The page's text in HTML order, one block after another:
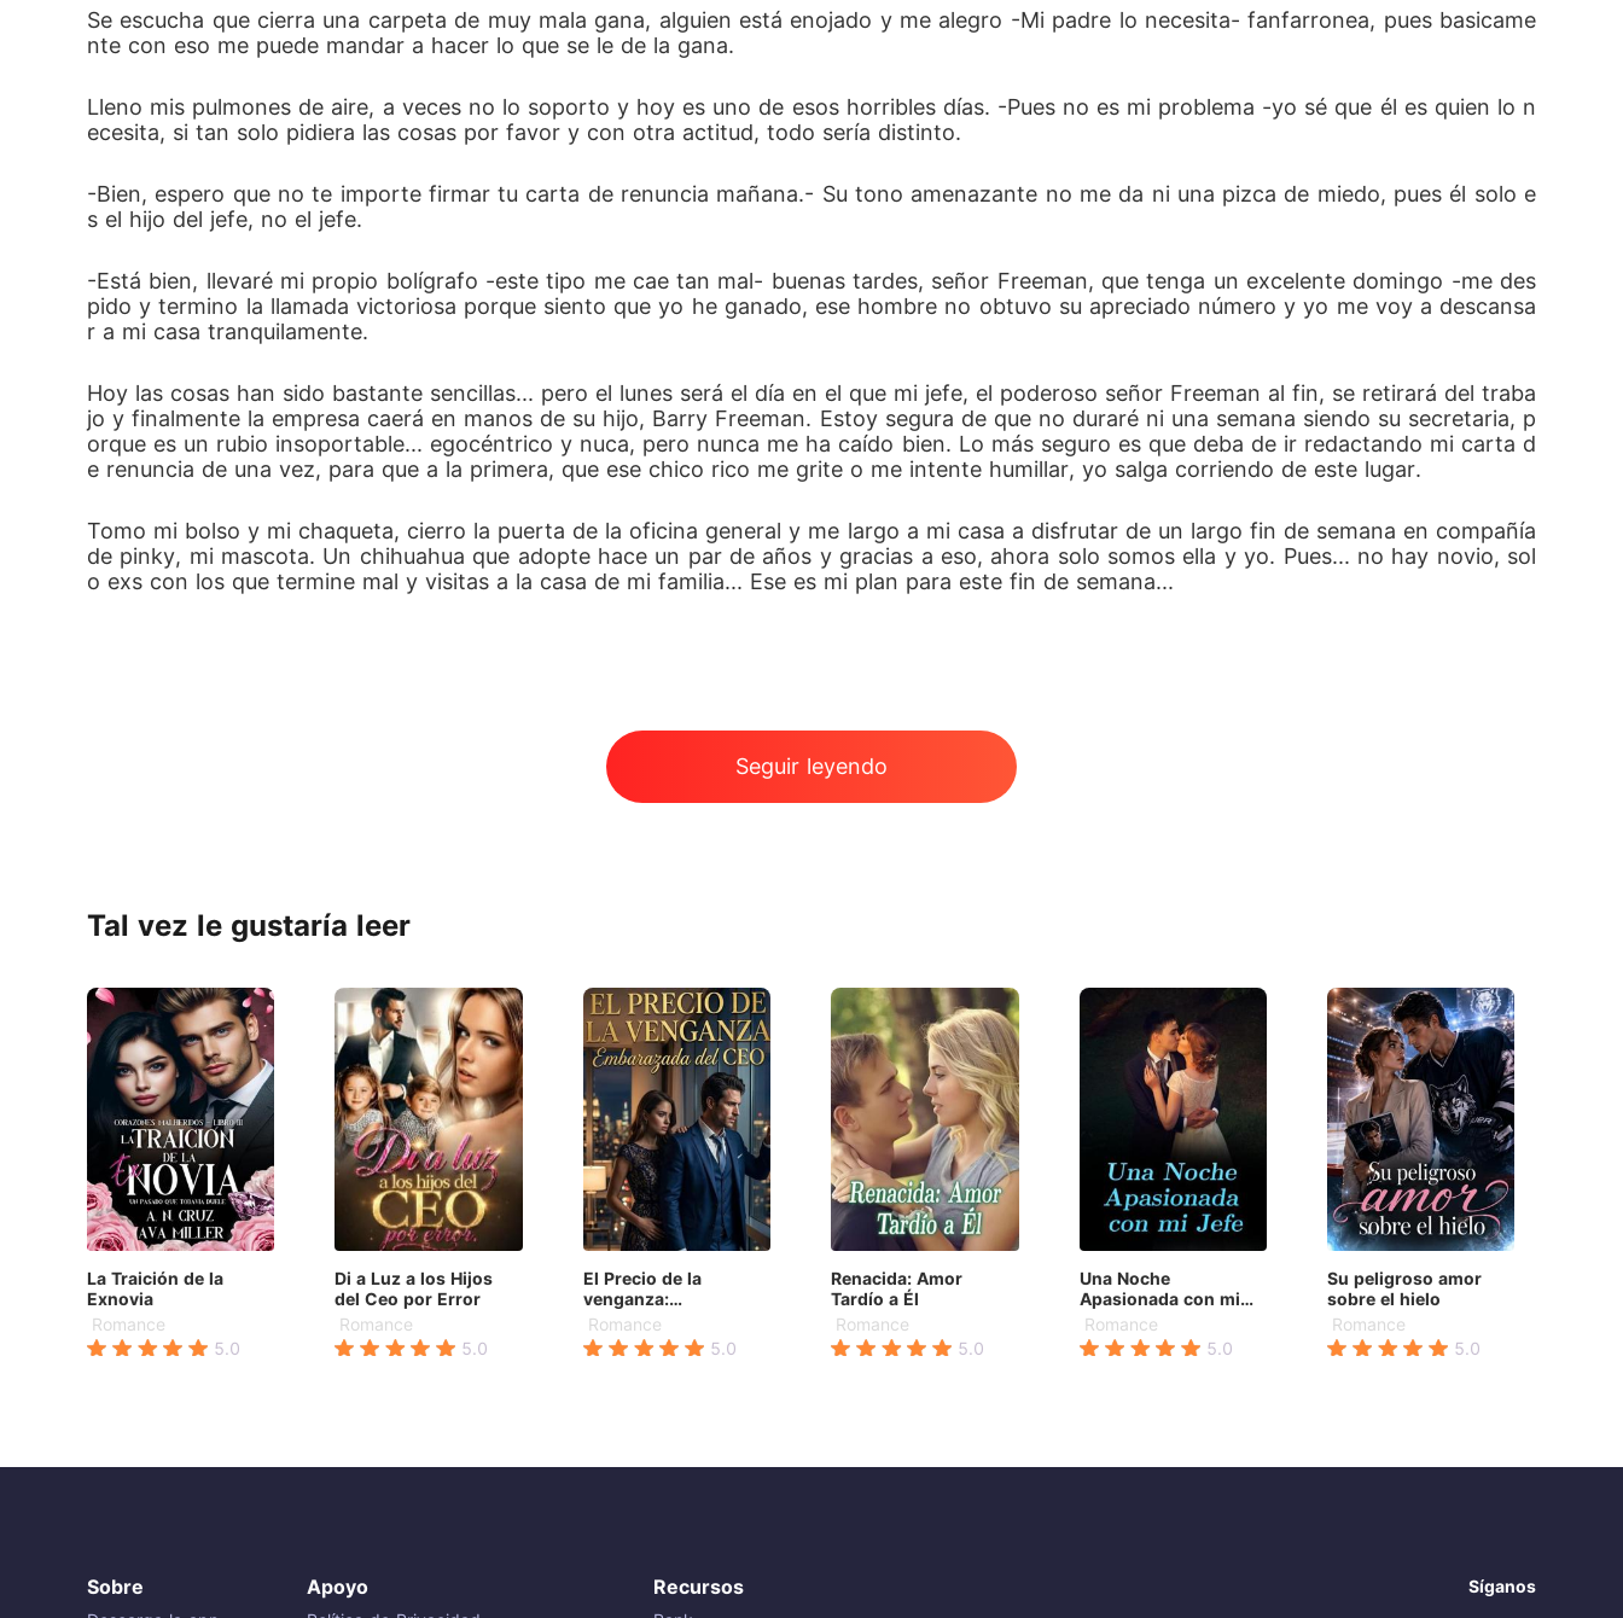
Se escucha que cierra una carpeta de muy mala gana, alguien está enojado y me alegro -Mi padre lo necesita- fanfarronea, pues basicame
nte con eso me puede mandar a hacer lo que se le de la gana.
Lleno mis pulmones de aire, a veces no lo soporto y hoy es uno de esos horribles días. -Pues no es mi problema -yo sé que él es quien lo n
ecesita, si tan solo pidiera las cosas por favor y con otra actitud, todo sería distinto.
-Bien, espero que no te importe firmar tu carta de renuncia mañana.- Su tono amenazante no me da ni una pizca de miedo, pues él solo e
s el hijo del jefe, no el jefe.
-Está bien, llevaré mi propio bolígrafo -este tipo me cae tan mal- buenas tardes, señor Freeman, que tenga un excelente domingo -me des
pido y termino la llamada victoriosa porque siento que yo he ganado, ese hombre no obtuvo su apreciado número y yo me voy a descansa
r a mi casa tranquilamente.
Hoy las cosas han sido bastante sencillas... pero el lunes será el día en el que mi jefe, el poderoso señor Freeman al fin, se retirará del traba
jo y finalmente la empresa caerá en manos de su hijo, Barry Freeman. Estoy segura de que no duraré ni una semana siendo su secretaria, p
orque es un rubio insoportable... egocéntrico y nuca, pero nunca me ha caído bien. Lo más seguro es que deba de ir redactando mi carta d
e renuncia de una vez, para que a la primera, que ese chico rico me grite o me intente humillar, yo salga corriendo de este lugar.
Tomo mi bolso y mi chaqueta, cierro la puerta de la oficina general y me largo a mi casa a disfrutar de un largo fin de semana en compañía
de pinky, mi mascota. Un chihuahua que adopte hace un par de años y gracias a eso, ahora solo somos ella y yo. Pues... no hay novio, sol
o exs con los que termine mal y visitas a la casa de mi familia... Ese es mi plan para este fin de semana...
Seguir leyendo
Tal vez le gustaría leer
La Traición de la
Exnovia
Romance
5.0
Di a Luz a los Hijos
del Ceo por Error
Romance
5.0
El Precio de la
venganza:
Embarazada del CEO
Romance
5.0
Renacida: Amor
Tardío a Él
Romance
5.0
Una Noche
Apasionada con mi
Jefe
Romance
5.0
Su peligroso amor
sobre el hielo
Romance
5.0
Sobre Apoyo Recursos Síganos